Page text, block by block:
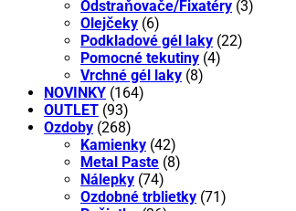
Odstraňovače/Fixatéry (3)
Olejčeky (6)
Podkladové gél laky (22)
Pomocné tekutiny (4)
Vrchné gél laky (8)
NOVINKY (164)
OUTLET (93)
Ozdoby (268)
Kamienky (42)
Metal Paste (8)
Nálepky (74)
Ozdobné trblietky (71)